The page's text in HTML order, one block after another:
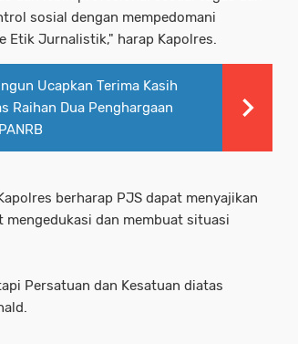
sosial dengan mempedomani
Etik Jurnalistik," harap Kapolres.
Ucapkan Terima Kasih
Raihan Dua Penghargaan
berharap PJS dapat menyajikan
dan membuat situasi
Persatuan dan Kesatuan diatas